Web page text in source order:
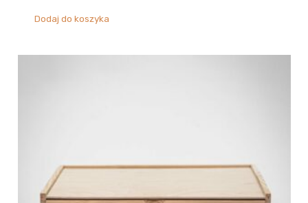
Dodaj do koszyka